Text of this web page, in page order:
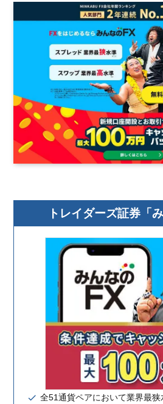
トレイダーズ証券「
全51通貨ペアにおいて業界最